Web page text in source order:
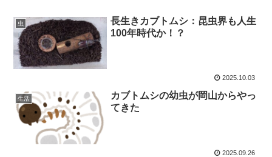
虫
長生きカブトムシ：昆虫界も人生
100年時代か！？
2025.10.03
生活
カブトムシの幼虫が岡山からやっ
てきた
2025.09.26